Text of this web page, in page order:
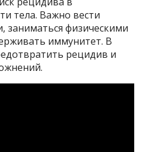
тела. Важно вести
заниматься физическими
иммунитет. В
рецидив и